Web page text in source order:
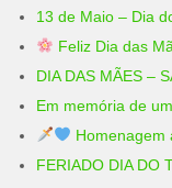
13 de Maio – Dia
Feliz Dia das
DIA DAS MÃES –
Em memória de
Homenagem
FERIADO DIA DO